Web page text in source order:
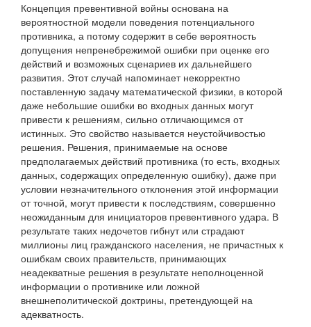
Концепция превентивной войны основана на
вероятностной модели поведения потенциального
противника, а потому содержит в себе вероятность
допущения непренебрежимой ошибки при оценке его
действий и возможных сценариев их дальнейшего
развития. Этот случай напоминает некорректно
поставленную задачу математической физики, в которой
даже небольшие ошибки во входных данных могут
привести к решениям, сильно отличающимся от
истинных. Это свойство называется неустойчивостью
решения. Решения, принимаемые на основе
предполагаемых действий противника (то есть, входных
данных, содержащих определенную ошибку), даже при
условии незначительного отклонения этой информации
от точной, могут привести к последствиям, совершенно
неожиданным для инициаторов превентивного удара. В
результате таких недочетов гибнут или страдают
миллионы лиц гражданского населения, не причастных к
ошибкам своих правительств, принимающих
неадекватные решения в результате неполноценной
информации о противнике или ложной
внешнеполитической доктрины, претендующей на
адекватность.